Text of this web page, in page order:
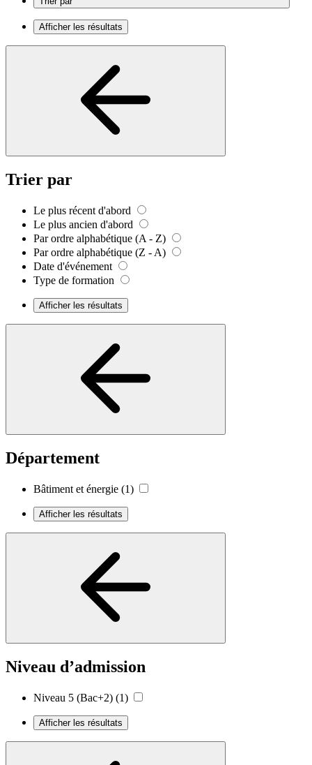
Afficher les résultats
Trier par
Le plus récent d'abord
Le plus ancien d'abord
Par ordre alphabétique (A - Z)
Par ordre alphabétique (Z - A)
Date d'événement
Type de formation
Afficher les résultats
Département
Bâtiment et énergie (1)
Afficher les résultats
Niveau d’admission
Niveau 5 (Bac+2) (1)
Afficher les résultats